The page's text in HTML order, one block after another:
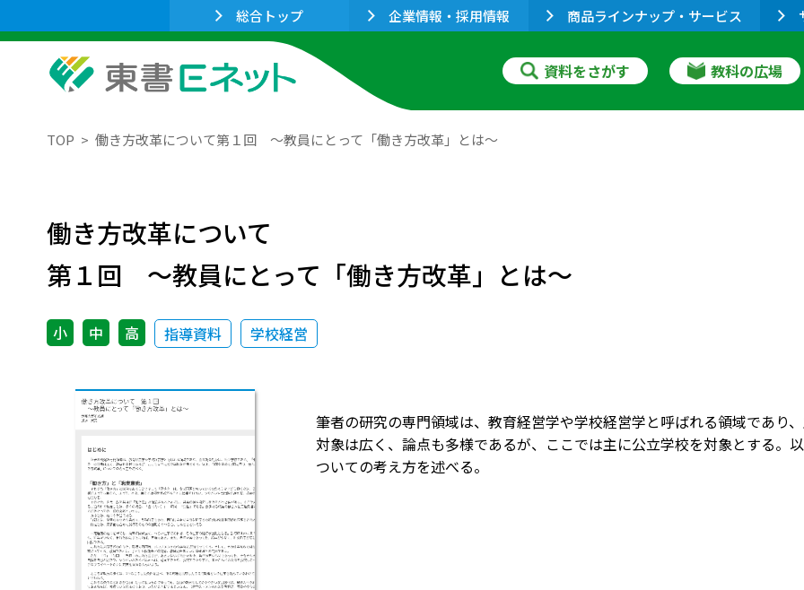
総合トップ 企業情報・採用情報 商品ラインナップ・サービス
資料をさがす 教科の広場
TOP 働き方改革について第１回 ～教員にとって「働き方改革」とは～
働き方改革について
第１回 ～教員にとって「働き方改革」とは～
小 中 高 指導資料 学校経営
筆者の研究の専門領域は、教育経営学や学校経営学と呼ばれる領域であり
対象は広く、論点も多様であるが、ここでは主に公立学校を対象とする。
ついての考え方を述べる。